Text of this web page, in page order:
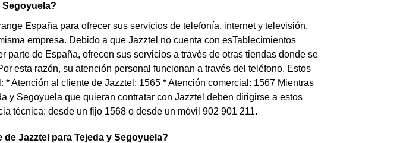
Segoyuela?
España para ofrecer sus servicios de telefonía, internet y televisión.
empresa. Debido a que Jazztel no cuenta con esTablecimientos
parte de España, ofrecen sus servicios a través de otras tiendas donde se
esta razón, su atención personal funcionan a través del teléfono. Estos
Atención al cliente de Jazztel: 1565 * Atención comercial: 1567 Mientras
y Segoyuela que quieran contratar con Jazztel deben dirigirse a estos
técnica: desde un fijo 1568 o desde un móvil 902 901 211.
Jazztel para Tejeda y Segoyuela?